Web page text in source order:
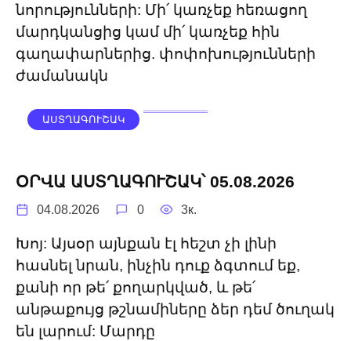
նորությունների: Մի՛ կառչեք հեռացող
մարդկանցից կամ մի՛ կառչեք հին
գաղափարներից. փոփոխությունների
ժամանակն
ԱՍՏՂԱԳՈՒՇԱԿ
ՕՐՎԱ ԱՍՏՂԱԳՈՒՇԱԿ՝ 05.08.2026
04.08.2026 0 3к.
Խոյ: Այսօր այնքան էլ հեշտ չի լինի
հասնել նրան, ինչին դուք ձգտում եք,
քանի որ թե՛ քողարկված, և թե՛
անթաքույց թշնամիները ձեր դեմ ծուղակ
են լարում: Մարդը